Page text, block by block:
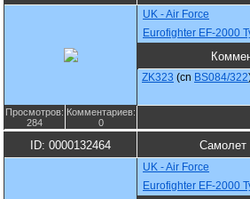
UK - Air Force
Eurofighter EF-2000
ZK323 (cn BS084/322
Просмотров:
284
Комментариев:
0
ID: 0000132464 Самолет
UK - Air Force
Eurofighter EF-2000